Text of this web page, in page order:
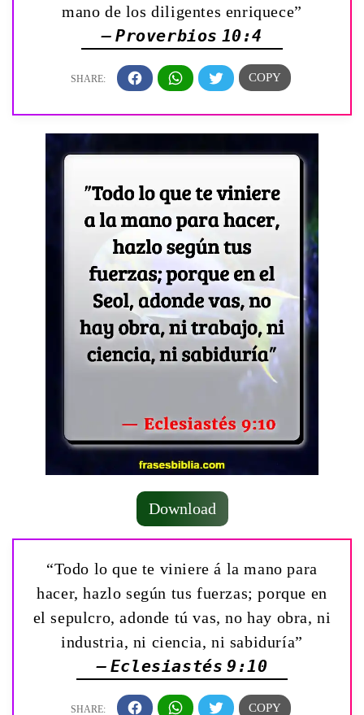
mano de los diligentes enriquece”
— Proverbios 10:4
Download
“Todo lo que te viniere á la mano para
hacer, hazlo según tus fuerzas; porque en
el sepulcro, adonde tú vas, no hay obra, ni
industria, ni ciencia, ni sabiduría”
— Eclesiastés 9:10